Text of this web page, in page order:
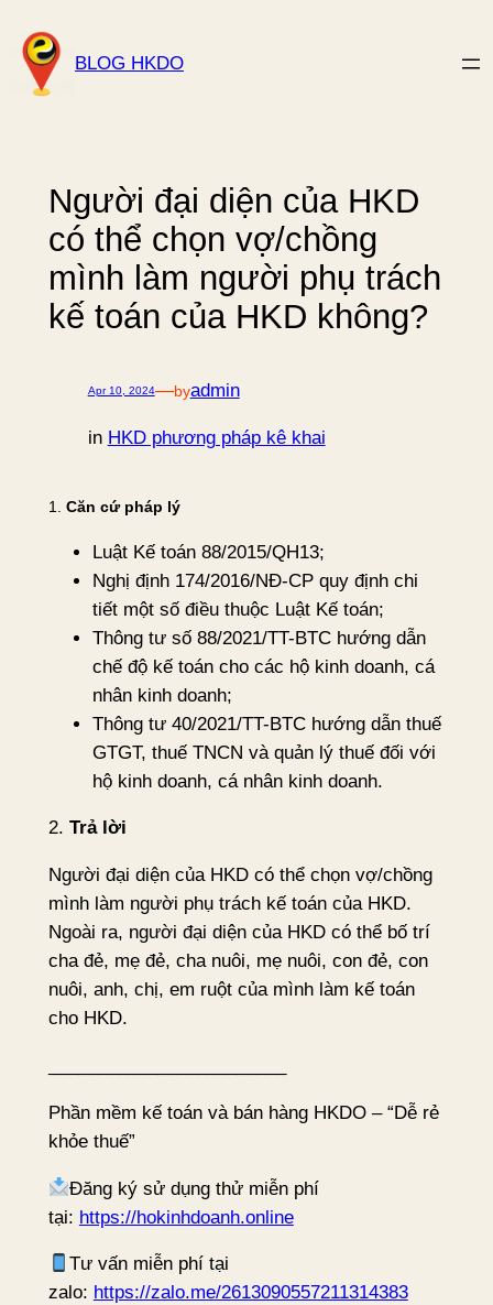
to
content
BLOG HKDO
Người đại diện của HKD
có thể chọn vợ/chồng
mình làm người phụ trách
kế toán của HKD không?
Apr 10, 2024—byadmin
in HKD phương pháp kê khai
1. Căn cứ pháp lý
Luật Kế toán 88/2015/QH13;
Nghị định 174/2016/NĐ-CP quy định chi
tiết một số điều thuộc Luật Kế toán;
Thông tư số 88/2021/TT-BTC hướng dẫn
chế độ kế toán cho các hộ kinh doanh, cá
nhân kinh doanh;
Thông tư 40/2021/TT-BTC hướng dẫn thuế
GTGT, thuế TNCN và quản lý thuế đối với
hộ kinh doanh, cá nhân kinh doanh.
2. Trả lời
Người đại diện của HKD có thể chọn vợ/chồng
mình làm người phụ trách kế toán của HKD.
Ngoài ra, người đại diện của HKD có thể bố trí
cha đẻ, mẹ đẻ, cha nuôi, mẹ nuôi, con đẻ, con
nuôi, anh, chị, em ruột của mình làm kế toán
cho HKD.
Phần mềm kế toán và bán hàng HKDO – “Dễ rẻ
khỏe thuế”
Đăng ký sử dụng thử miễn phí
tại: https://hokinhdoanh.online
Tư vấn miễn phí tại
zalo: https://zalo.me/2613090557211314383